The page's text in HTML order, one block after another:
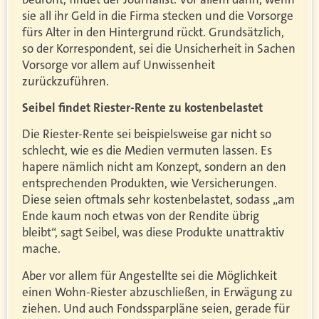
sie all ihr Geld in die Firma stecken und die Vorsorge
fürs Alter in den Hintergrund rückt. Grundsätzlich,
so der Korrespondent, sei die Unsicherheit in Sachen
Vorsorge vor allem auf Unwissenheit
zurückzuführen.
Seibel findet Riester-Rente zu kostenbelastet
Die Riester-Rente sei beispielsweise gar nicht so
schlecht, wie es die Medien vermuten lassen. Es
hapere nämlich nicht am Konzept, sondern an den
entsprechenden Produkten, wie Versicherungen.
Diese seien oftmals sehr kostenbelastet, sodass „am
Ende kaum noch etwas von der Rendite übrig
bleibt“, sagt Seibel, was diese Produkte unattraktiv
mache.
Aber vor allem für Angestellte sei die Möglichkeit
einen Wohn-Riester abzuschließen, in Erwägung zu
ziehen. Und auch Fondssparpläne seien, gerade für